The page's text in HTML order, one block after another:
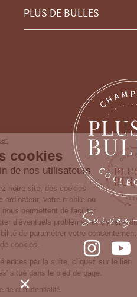
PLUS DE BULLES
Continuer sans accepter
Gestion des
Nous prenons soin de nos
Lorsque vous consultez notre site,
sont déposés sur votre ordinateur,
votre tablette. Ceux-ci nous
la navigation, de détecter
vous laissons la possibilité de
différentes typologies de cookies.
Pour modifier vos préférences par
'Préférences de cookies' situé dans
Consulter notre politique de